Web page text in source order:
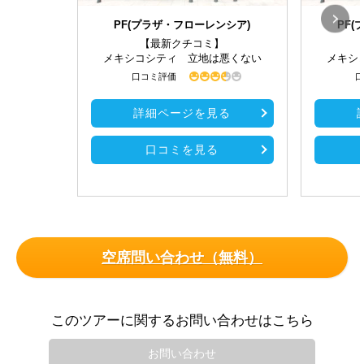
PF(プラザ・フローレンシア)
【最新クチコミ】
メキシコシティ 立地は悪くない
口コミ評価
詳細ページを見る
口コミを見る
PF(
メキシ
空席問い合わせ（無料）
このツアーに関するお問い合わせはこちら
お問い合わせ